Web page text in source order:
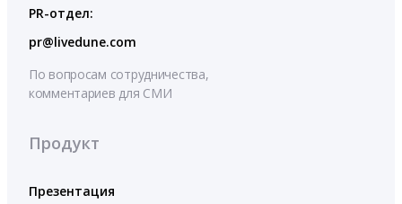
PR-отдел:
pr@livedune.com
По вопросам сотрудничества,
комментариев для СМИ
Продукт
Презентация